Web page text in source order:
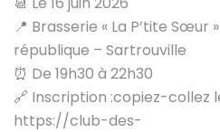
📍 Brasserie « La P’tite Sœur
république – Sartrouville
⏰ De 19h30 à 22h30
🔗 Inscription :copiez-collez
https://club-des-